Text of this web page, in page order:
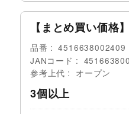
【まとめ買い価格】
品番
4516638002409
JANコード
参考上代
オープン
3個以上